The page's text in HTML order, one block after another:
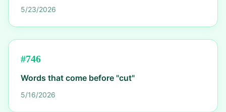
5/23/2026
#746
Words that come before "cut"
5/16/2026